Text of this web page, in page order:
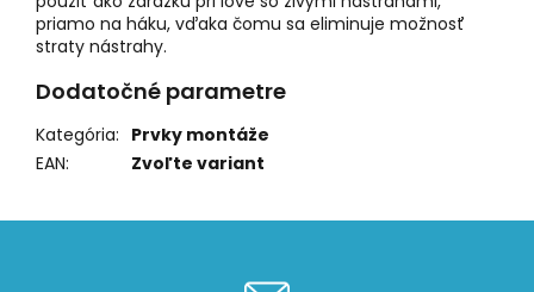
priamo na háku, vďaka čomu sa eliminuje možnosť
straty nástrahy.
Dodatočné parametre
Kategória: Prvky montáže
EAN: Zvoľte variant